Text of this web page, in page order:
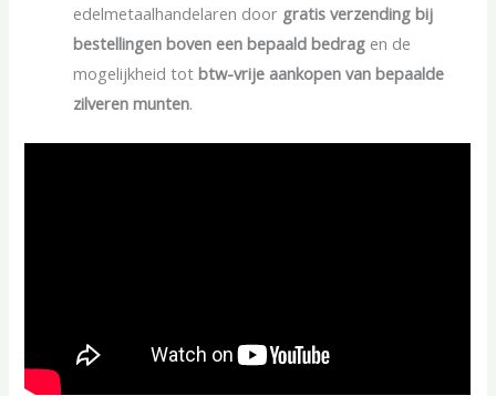
edelmetaalhandelaren door gratis verzending bij
bestellingen boven een bepaald bedrag en de
mogelijkheid totbtw-vrije aankopen van bepaalde
zilveren munten.